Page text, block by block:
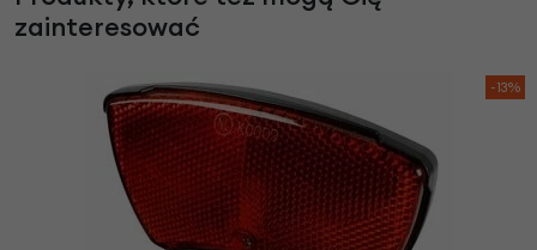
zainteresować
-13%